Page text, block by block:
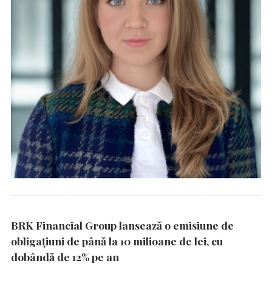
BRK Financial Group lansează o emisiune de
obligațiuni de până la 10 milioane de lei, cu
dobândă de 12% pe an